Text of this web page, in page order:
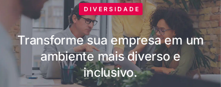
DIVERSIDADE
Transforme sua empresa em um
ambiente mais diverso e
inclusivo.